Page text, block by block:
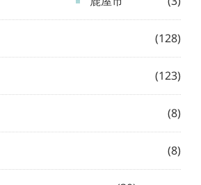
(128)
(123)
(8)
(8)